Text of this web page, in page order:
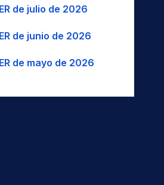
de julio de 2026
de junio de 2026
de mayo de 2026